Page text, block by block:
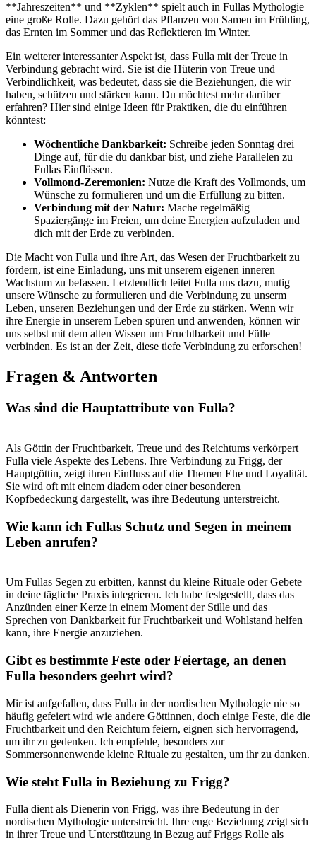
⁢**Jahreszeiten**⁤ und **Zyklen** spielt auch in Fullas Mythologie
eine große ‍Rolle. Dazu gehört das ⁢Pflanzen von Samen im Frühling,
⁤das Ernten im Sommer⁢ und das Reflektieren im Winter.
Ein weiterer ⁢interessanter Aspekt ist,‍ dass⁤ Fulla mit der Treue in
Verbindung ​gebracht wird. Sie ‌ist die Hüterin von Treue und⁢
Verbindlichkeit, was bedeutet, dass ⁢sie die ‍Beziehungen, ⁣die wir
haben, ⁤schützen⁢ und stärken kann. Du möchtest⁣ mehr darüber
erfahren?​ Hier ‍sind‍ einige Ideen für Praktiken, ⁤die⁤ du einführen
könntest:
Wöchentliche Dankbarkeit: Schreibe jeden ⁢Sonntag drei
Dinge auf, für die du dankbar bist,​ und ziehe Parallelen zu
Fullas Einflüssen.
Vollmond-Zeremonien: Nutze die ​Kraft des ‍Vollmonds, um
Wünsche zu formulieren und um die Erfüllung zu bitten.
Verbindung mit der Natur: Mache regelmäßig
Spaziergänge ​im⁤ Freien, um ⁤deine Energien aufzuladen‍ und
dich mit der Erde zu verbinden.
Die Macht⁢ von Fulla und ihre Art, das Wesen ⁣der Fruchtbarkeit zu
fördern, ist eine Einladung, uns mit⁢ unserem eigenen inneren
Wachstum zu befassen. Letztendlich leitet Fulla uns ⁢dazu, mutig
unsere Wünsche zu formulieren und​ die⁣ Verbindung zu unserm
Leben, unseren ‍Beziehungen und der Erde zu stärken.​ Wenn wir
⁢ihre Energie​ in unserem Leben spüren ​und​ anwenden, können ​wir
⁣uns​ selbst mit dem alten⁢ Wissen ‌um Fruchtbarkeit und Fülle
verbinden.⁣ Es‌ ist an ​der Zeit, diese tiefe Verbindung zu erforschen!
Fragen & Antworten
Was sind⁢ die Hauptattribute von Fulla?
Als Göttin ​der‌ Fruchtbarkeit, Treue ‍und des‍ Reichtums verkörpert
Fulla viele Aspekte ‌des Lebens. Ihre ⁢Verbindung ⁣zu Frigg, der
Hauptgöttin, zeigt ihren Einfluss auf‌ die Themen Ehe und⁤ Loyalität.
Sie wird‌ oft mit⁣ einem ⁢diadem oder einer besonderen
Kopfbedeckung dargestellt, was ihre‍ Bedeutung unterstreicht.
Wie kann ich Fullas‍ Schutz und Segen in meinem
Leben⁣ anrufen?
Um Fullas Segen zu erbitten, kannst du kleine Rituale oder Gebete
in deine tägliche Praxis ​integrieren. ​Ich habe festgestellt, dass das⁢
Anzünden einer Kerze in einem Moment der Stille ⁢und das
Sprechen von Dankbarkeit für Fruchtbarkeit und Wohlstand ‍helfen
kann,‍ ihre⁤ Energie anzuziehen.
Gibt es bestimmte⁢ Feste oder Feiertage, an denen
Fulla besonders geehrt wird?
Mir ist aufgefallen, dass Fulla in der nordischen Mythologie‍ nie so
häufig gefeiert wird wie andere⁢ Göttinnen,​ doch einige ⁤Feste, ⁢die die
Fruchtbarkeit und ⁣den Reichtum feiern, eignen sich hervorragend,
um ihr zu gedenken.‍ Ich empfehle, besonders zur
Sommersonnenwende ⁤kleine Rituale zu gestalten, um ihr zu danken.
Wie steht ⁣Fulla in Beziehung zu ⁢Frigg?
Fulla​ dient als Dienerin von Frigg, was ⁢ihre Bedeutung ‍in der
nordischen Mythologie⁢ unterstreicht. Ihre ​enge ​Beziehung⁢ zeigt sich
in ihrer ​Treue und Unterstützung in ‌Bezug auf Friggs Rolle ⁢als